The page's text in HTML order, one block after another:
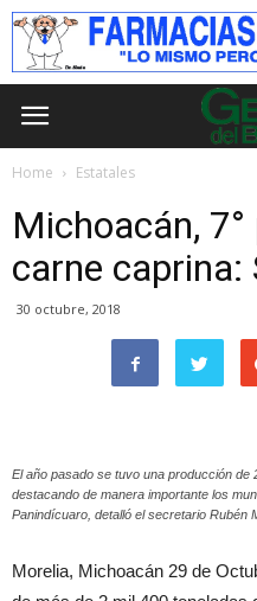
Home Estatales
Michoacán,
carne caprina:
30 octubre, 2018
El año pasado se tuvo una producción de
destacando de manera importante los
Panindícuaro, detalló el secretario Rubén
Morelia, Michoacán 29 de